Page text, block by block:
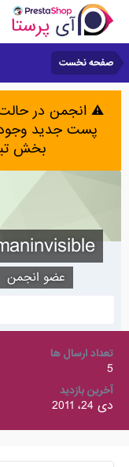
صفحه نخست
⚠️ انجمن در
پست جدید وجود
بخش
عضو انجمن
تعداد ارسال ها
5
آخرین بازدید
دی 24، 2011